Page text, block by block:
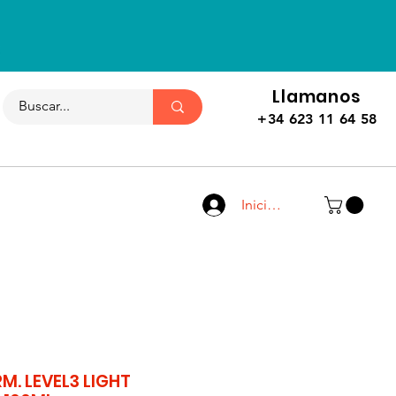
Llamanos
+34 623 11 64 58
Iniciar sesión
LEVEL3 LIGHT